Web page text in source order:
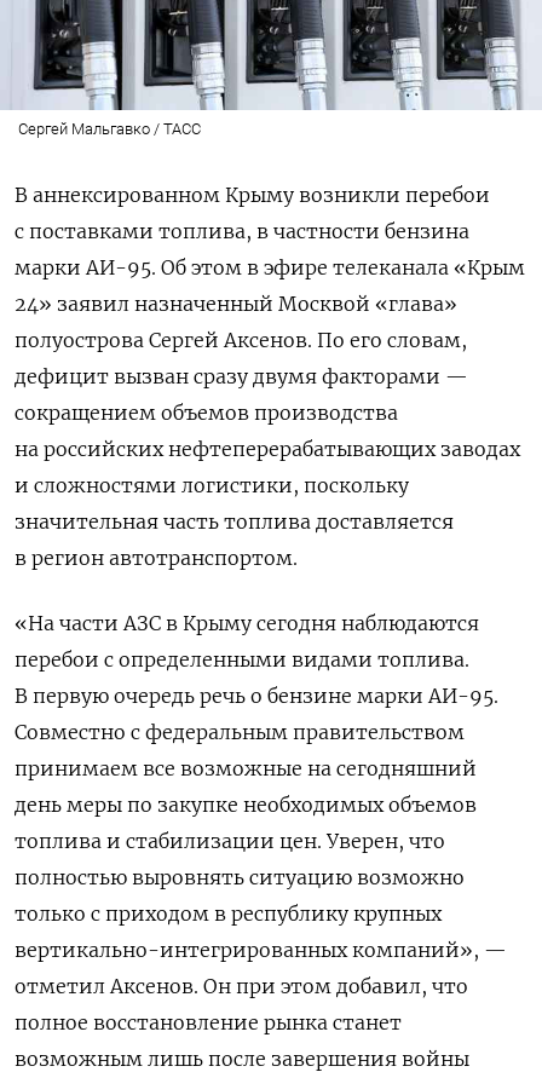
Сергей Мальгавко / ТАСС
В аннексированном Крыму возникли перебои
с поставками топлива, в частности бензина
марки АИ-95. Об этом в эфире телеканала «Крым
24» заявил назначенный Москвой «глава»
полуострова Сергей Аксенов. По его словам,
дефицит вызван сразу двумя факторами —
сокращением объемов производства
на российских нефтеперерабатывающих заводах
и сложностями логистики, поскольку
значительная часть топлива доставляется
в регион автотранспортом.
«На части АЗС в Крыму сегодня наблюдаются
перебои с определенными видами топлива.
В первую очередь речь о бензине марки АИ-95.
Совместно с федеральным правительством
принимаем все возможные на сегодняшний
день меры по закупке необходимых объемов
топлива и стабилизации цен. Уверен, что
полностью выровнять ситуацию возможно
только с приходом в республику крупных
вертикально-интегрированных компаний», —
отметил Аксенов. Он при этом добавил, что
полное восстановление рынка станет
возможным лишь после завершения войны